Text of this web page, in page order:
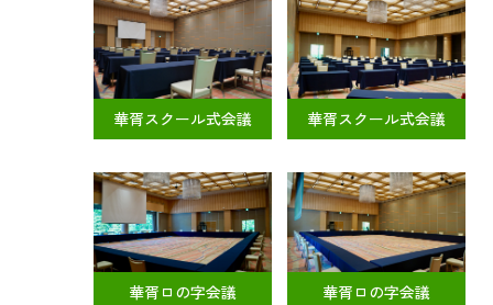
華胥スクール式会議 華胥スクール式会議
華胥ロの字会議 華胥ロの字会議